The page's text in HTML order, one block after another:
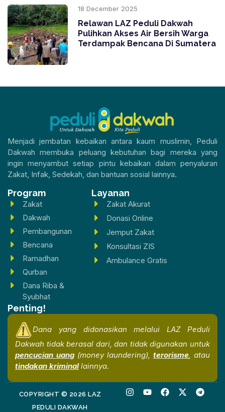
18 December 2025
Relawan LAZ Peduli Dakwah
Pulihkan Akses Air Bersih Warga
Terdampak Bencana Di Sumatera
Menjadi jembatan kebaikan antara kaum muslimin, Peduli
Dakwah membuka peluang kebutuhan bagi mereka yang
ingin menyambut setiap pintu kebaikan dalam penyaluran
Zakat, Infak, Sedekah, dan bantuan sosial lainnya.
Program
Zakat
Dakwah
Pembangunan
Bencana
Ramadhan
Qurban
Dana Riba &
Syubhat
Layanan
Zakat Akurat
Donasi Online
Jemput Zakat
Konsultasi ZIS
Ambulance Gratis
Penting!
Dana yang didonasikan melalui LAZ Peduli
Dakwah tidak berasal dari, dan tidak digunakan untuk
pencucian uang(money laundering), terorisme, atau
tindakan kriminallainnya.
COPYRIGHT © 2026 LAZ
PEDULI DAKWAH
I
n
Y
F
a
X
-
T
e